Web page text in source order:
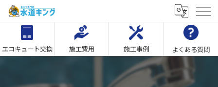
エコキュート交換 施工費用 施工事例 よくある質問